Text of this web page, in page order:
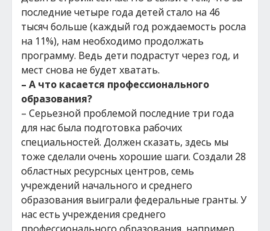
последние четыре года детей стало на 46
тысяч больше (каждый год рождаемость росла
на 11%), нам необходимо продолжать
программу. Ведь дети подрастут через год, и
мест снова не будет хватать.
– А что касается профессионального
образования?
– Серьезной проблемой последние три года
для нас была подготовка рабочих
специальностей. Должен сказать, здесь мы
тоже сделали очень хорошие шаги. Создали 28
областных ресурсных центров, семь
учреждений начального и среднего
образования выиграли федеральные гранты. У
нас есть учреждения среднего